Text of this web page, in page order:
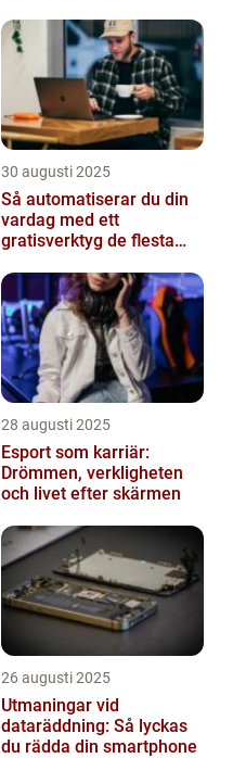
30 augusti 2025
Så automatiserar du din
vardag med ett
gratisverktyg de flesta
28 augusti 2025
Esport som karriär:
Drömmen, verkligheten
och livet efter skärmen
26 augusti 2025
Utmaningar vid
dataräddning: Så lyckas
du rädda din smartphone